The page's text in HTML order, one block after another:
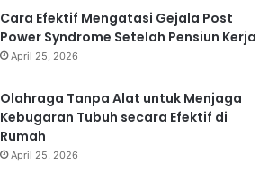
Cara Efektif Mengatasi Gejala Post
Power Syndrome Setelah Pensiun Kerja
April 25, 2026
Olahraga Tanpa Alat untuk Menjaga
Kebugaran Tubuh secara Efektif di
Rumah
April 25, 2026